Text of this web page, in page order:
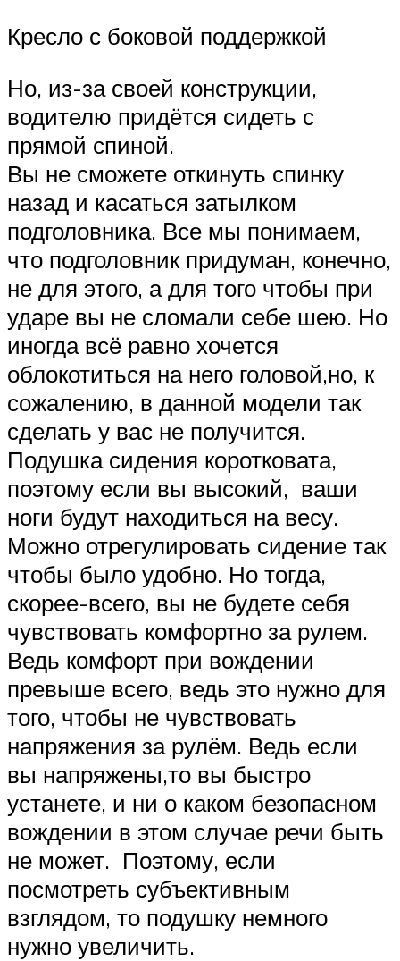
Кресло с боковой поддержкой
Но, из-за своей конструкции,
водителю придётся сидеть с
прямой спиной.
Вы не сможете откинуть спинку
назад и касаться затылком
подголовника. Все мы понимаем,
что подголовник придуман, конечно,
не для этого, а для того чтобы при
ударе вы не сломали себе шею. Но
иногда всё равно хочется
облокотиться на него головой,но, к
сожалению, в данной модели так
сделать у вас не получится.
Подушка сидения коротковата,
поэтому если вы высокий, ваши
ноги будут находиться на весу.
Можно отрегулировать сидение так
чтобы было удобно. Но тогда,
скорее-всего, вы не будете себя
чувствовать комфортно за рулем.
Ведь комфорт при вождении
превыше всего, ведь это нужно для
того, чтобы не чувствовать
напряжения за рулём. Ведь если
вы напряжены,то вы быстро
устанете, и ни о каком безопасном
вождении в этом случае речи быть
не может. Поэтому, если
посмотреть субъективным
взглядом, то подушку немного
нужно увеличить.